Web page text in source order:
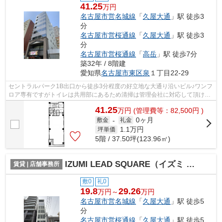
41.25万円
名古屋市営名城線 「久屋大通 」駅 徒歩3
分
名古屋市営桜通線 「久屋大通 」駅 徒歩3
分
名古屋市営桜通線 「高岳 」駅 徒歩7分
築32年 / 8階建
愛知県名古屋市東区泉 １丁目22-29
セントラルパーク1B出口から徒歩3分程度の好立地な大通り沿いビル♪ワンフ
ロア専有ですがトイレは共用部にあるため清掃は管理会社に対応して頂けま
41.25万円 (管理費等：82,500円 )
敷金 - 礼金 0ヶ月
坪単価 1.1万円
5階 / 37.50坪(123.96㎡)
賃貸 | 店舗事務所 IZUMI LEAD SQUARE（イズミ リード スクエア）【 店舗系おすすめ 】
敷0 礼0
19.8万円～29.26万円
名古屋市営名城線 「久屋大通 」駅 徒歩5
分
名古屋市営桜通線 「久屋大通 」駅 徒歩5